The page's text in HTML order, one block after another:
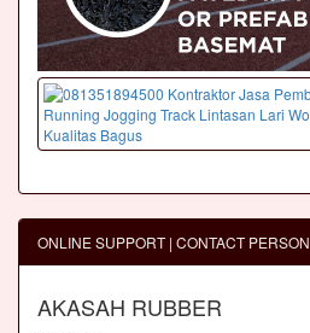
ONLINE SUPPORT | CONTACT PERSON
AKASAH RUBBER